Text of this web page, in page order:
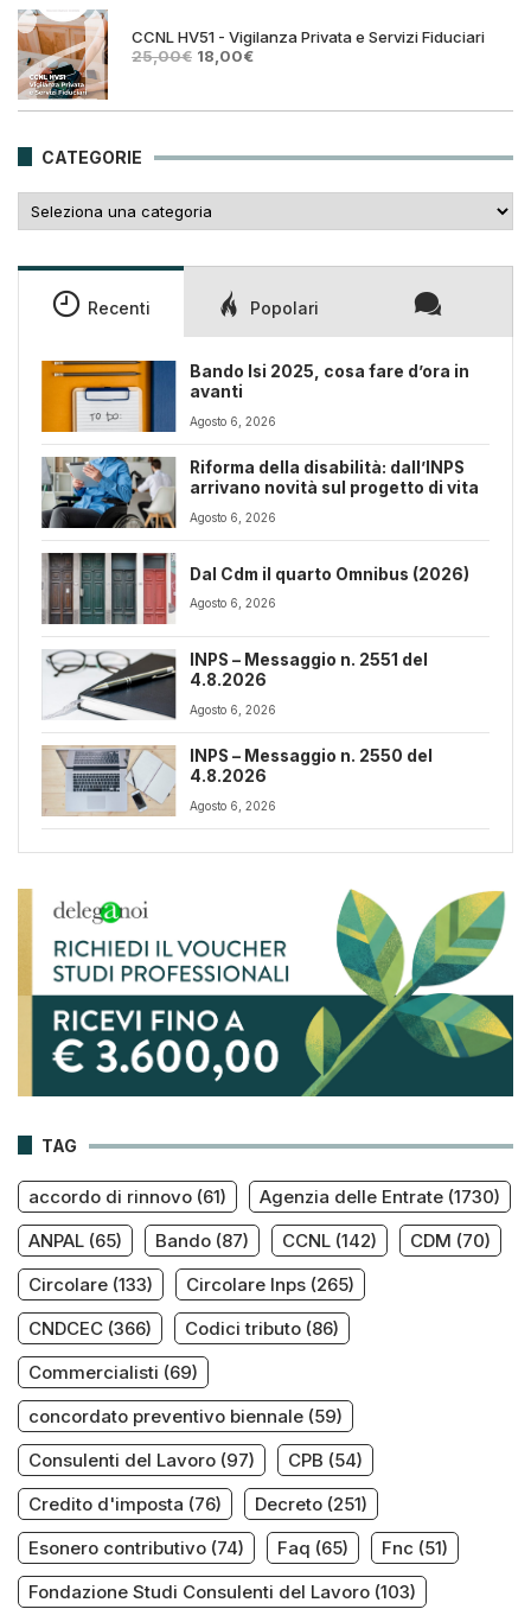
25,00€.18,00€.
CCNL HV51 - Vigilanza Privata e Servizi Fiduciari
25,00€ Il
era:
18,00€Il
è:
CATEGORIE
Recenti Popolari
Bando Isi 2025, cosa fare d’ora in
avanti
Agosto 6, 2026
Riforma della disabilità: dall’INPS
arrivano novità sul progetto di vita
Agosto 6, 2026
Dal Cdm il quarto Omnibus (2026)
Agosto 6, 2026
INPS – Messaggio n. 2551 del
4.8.2026
Agosto 6, 2026
INPS – Messaggio n. 2550 del
4.8.2026
Agosto 6, 2026
TAG
accordo di rinnovo (61) Agenzia delle Entrate (1730)
ANPAL (65) Bando (87) CCNL (142) CDM (70)
Circolare (133) Circolare Inps (265)
CNDCEC (366) Codici tributo (86)
Commercialisti (69)
concordato preventivo biennale (59)
Consulenti del Lavoro (97) CPB (54)
Credito d'imposta (76) Decreto (251)
Esonero contributivo (74) Faq (65) Fnc (51)
Fondazione Studi Consulenti del Lavoro (103)